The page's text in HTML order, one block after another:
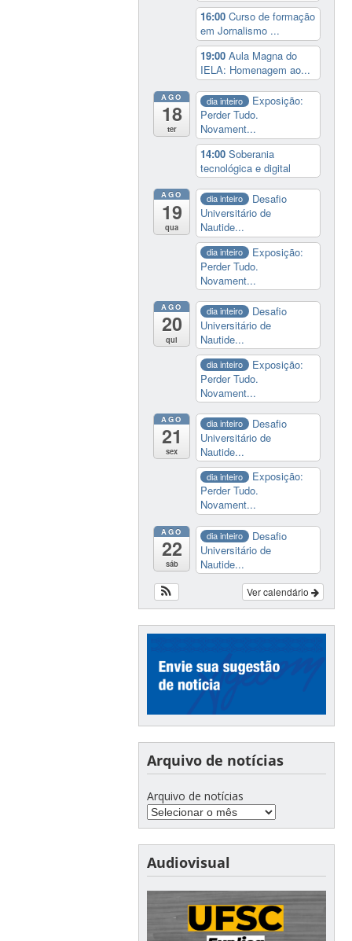
16:00Curso de formação
em Jornalismo ...
19:00Aula Magna do
IELA: Homenagem ao...
AGO
18
ter
dia inteiro
Exposição:
Perder Tudo.
Novament...
14:00Soberania
tecnológica e digital
AGO
19
qua
dia inteiro
Desafio
Universitário de
Nautide...
dia inteiro
Exposição:
Perder Tudo.
Novament...
AGO
20
qui
dia inteiro
Desafio
Universitário de
Nautide...
dia inteiro
Exposição:
Perder Tudo.
Novament...
AGO
21
sex
dia inteiro
Desafio
Universitário de
Nautide...
dia inteiro
Exposição:
Perder Tudo.
Novament...
AGO
22
sáb
dia inteiro
Desafio
Universitário de
Nautide...
Ver calendário
Arquivo de notícias
Arquivo de notícias
Audiovisual